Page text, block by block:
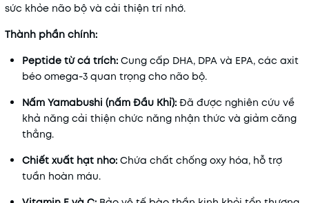
sức khỏe não bộ và cải thiện trí nhớ.
Thành phần chính:
Peptide từ cá trích: Cung cấp DHA, DPA và EPA, các axit
béo omega-3 quan trọng cho não bộ.
Nấm Yamabushi (nấm Đầu Khỉ): Đã được nghiên cứu về
khả năng cải thiện chức năng nhận thức và giảm căng
thẳng.
Chiết xuất hạt nho: Chứa chất chống oxy hóa, hỗ trợ
tuần hoàn máu.